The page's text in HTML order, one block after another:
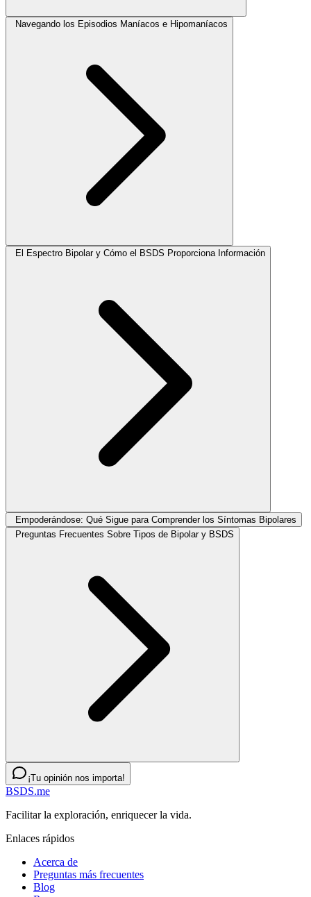
Navegando los Episodios Maníacos e Hipomaníacos
El Espectro Bipolar y Cómo el BSDS Proporciona Información
Empoderándose: Qué Sigue para Comprender los Síntomas Bipolares
Preguntas Frecuentes Sobre Tipos de Bipolar y BSDS
¡Tu opinión nos importa!
BSDS.me
Facilitar la exploración, enriquecer la vida.
Enlaces rápidos
Acerca de
Preguntas más frecuentes
Blog